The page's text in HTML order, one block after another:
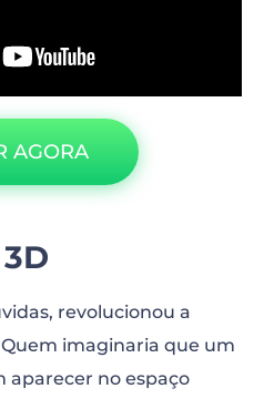
AGORA
revolucionou a
imaginaria que um
aparecer no espaço